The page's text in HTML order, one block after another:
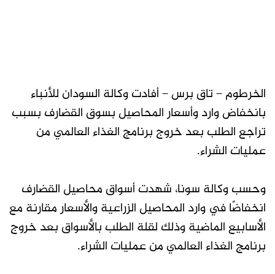
الخرطوم – تاق برس – أفادت وكالة السودان للأنباء
بانخفاض وارد وأسعار المحاصيل بسوق القضارف بسبب
تراجع الطلب بعد خروج برنامج الغذاء العالمي من
عمليات الشراء.
وحسب وكالة سونا، شهدت أسواق محاصيل القضارف
انخفاضًا في وارد المحاصيل الزراعية والأسعار مقارنة مع
الأسابيع الماضية وذلك لقلة الطلب بالأسواق بعد خروج
برنامج الغذاء العالمي من عمليات الشراء.